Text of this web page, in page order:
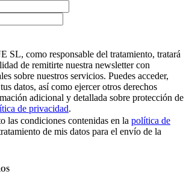
como responsable del tratamiento, tratará
de remitirte nuestra newsletter con
sobre nuestros servicios. Puedes acceder,
datos, así como ejercer otros derechos
adicional y detallada sobre protección de
de privacidad.
las condiciones contenidas en la política de
de mis datos para el envío de la